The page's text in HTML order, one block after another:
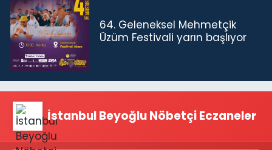
64. Geleneksel Mehmetçik
Üzüm Festivali yarın başlıyor
İstanbul Beyoğlu Nöbetçi Eczaneler